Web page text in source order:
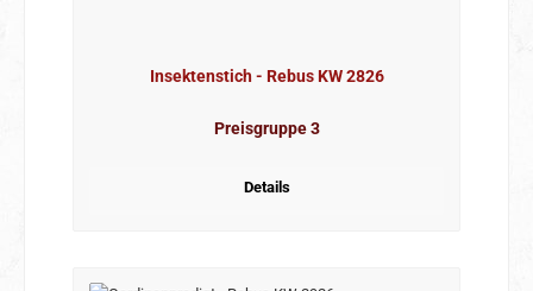
Insektenstich - Rebus KW 2826
Preisgruppe 3
Details